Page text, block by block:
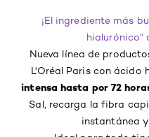
¡El ingrediente más
hialurónico“
Nueva línea de
L'Oréal Paris con ácido
intensa hasta por 72
Sal, recarga la fibra
instantánea